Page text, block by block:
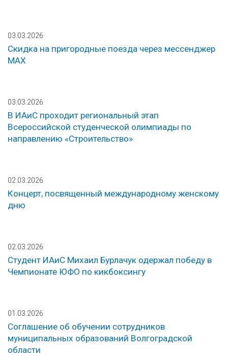
03.03.2026
Скидка на пригородные поезда через мессенджер
МАХ
03.03.2026
В ИАиС проходит региональный этап
Всероссийской студенческой олимпиады по
направлению «Строительство»
02.03.2026
Концерт, посвященный международному женскому
дню
02.03.2026
Студент ИАиС Михаил Бурлачук одержал победу в
Чемпионате ЮФО по кикбоксингу
01.03.2026
Соглашение об обучении сотрудников
муниципальных образований Волгоградской
области